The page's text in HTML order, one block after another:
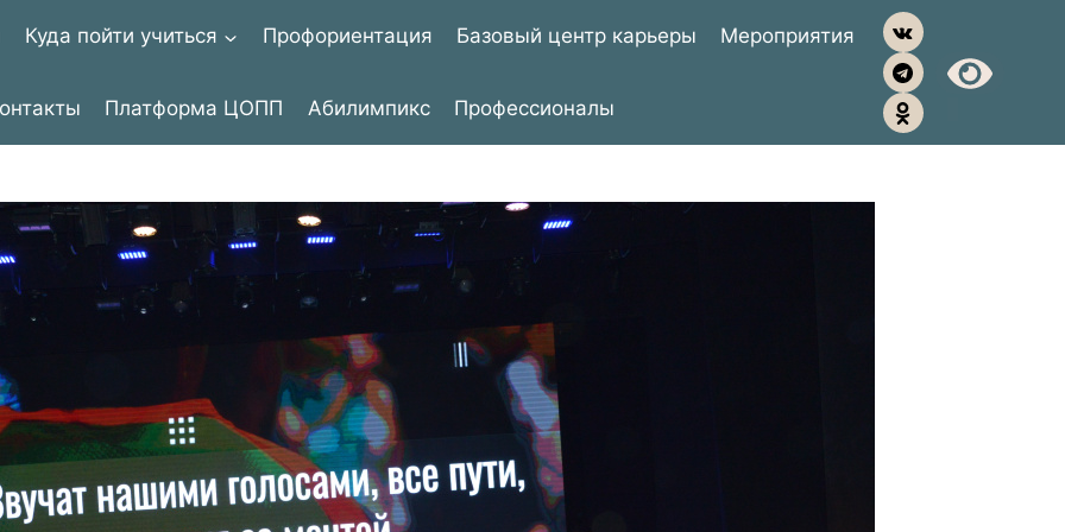
Куда пойти учиться Профориентация Базовый центр карьеры Мероприятия
Платформа ЦОПП Абилимпикс Профессионалы